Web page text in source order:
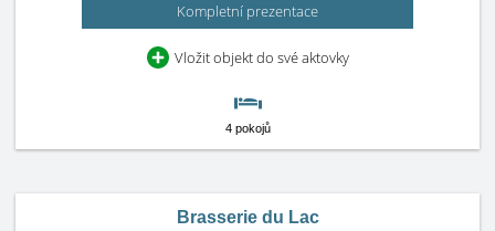
Kompletní prezentace
Vložit objekt do své aktovky
4 pokojů
Brasserie du Lac